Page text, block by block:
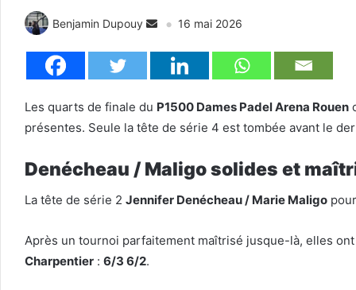
Benjamin Dupouy 16 mai 2026
Les quarts de finale du P1500 Dames Padel Arena Rouen
présentes. Seule la tête de série 4 est tombée avant le
Denécheau / Maligo solides et
La tête de série 2 Jennifer Denécheau / Marie Maligo
Après un tournoi parfaitement maîtrisé jusque-là, elles
Charpentier : 6/3 6/2.